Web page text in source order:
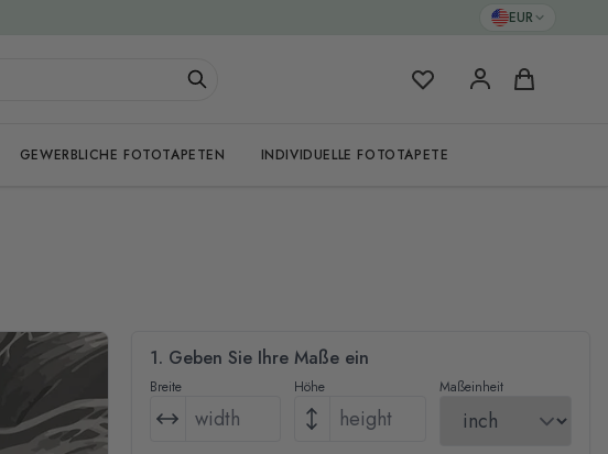
EUR
Meine FavoritenWarenkorb
GEWERBLICHE FOTOTAPETEN INDIVIDUELLE FOTOTAPETE
1. Geben Sie Ihre Maße ein
Breite Höhe Maßeinheit